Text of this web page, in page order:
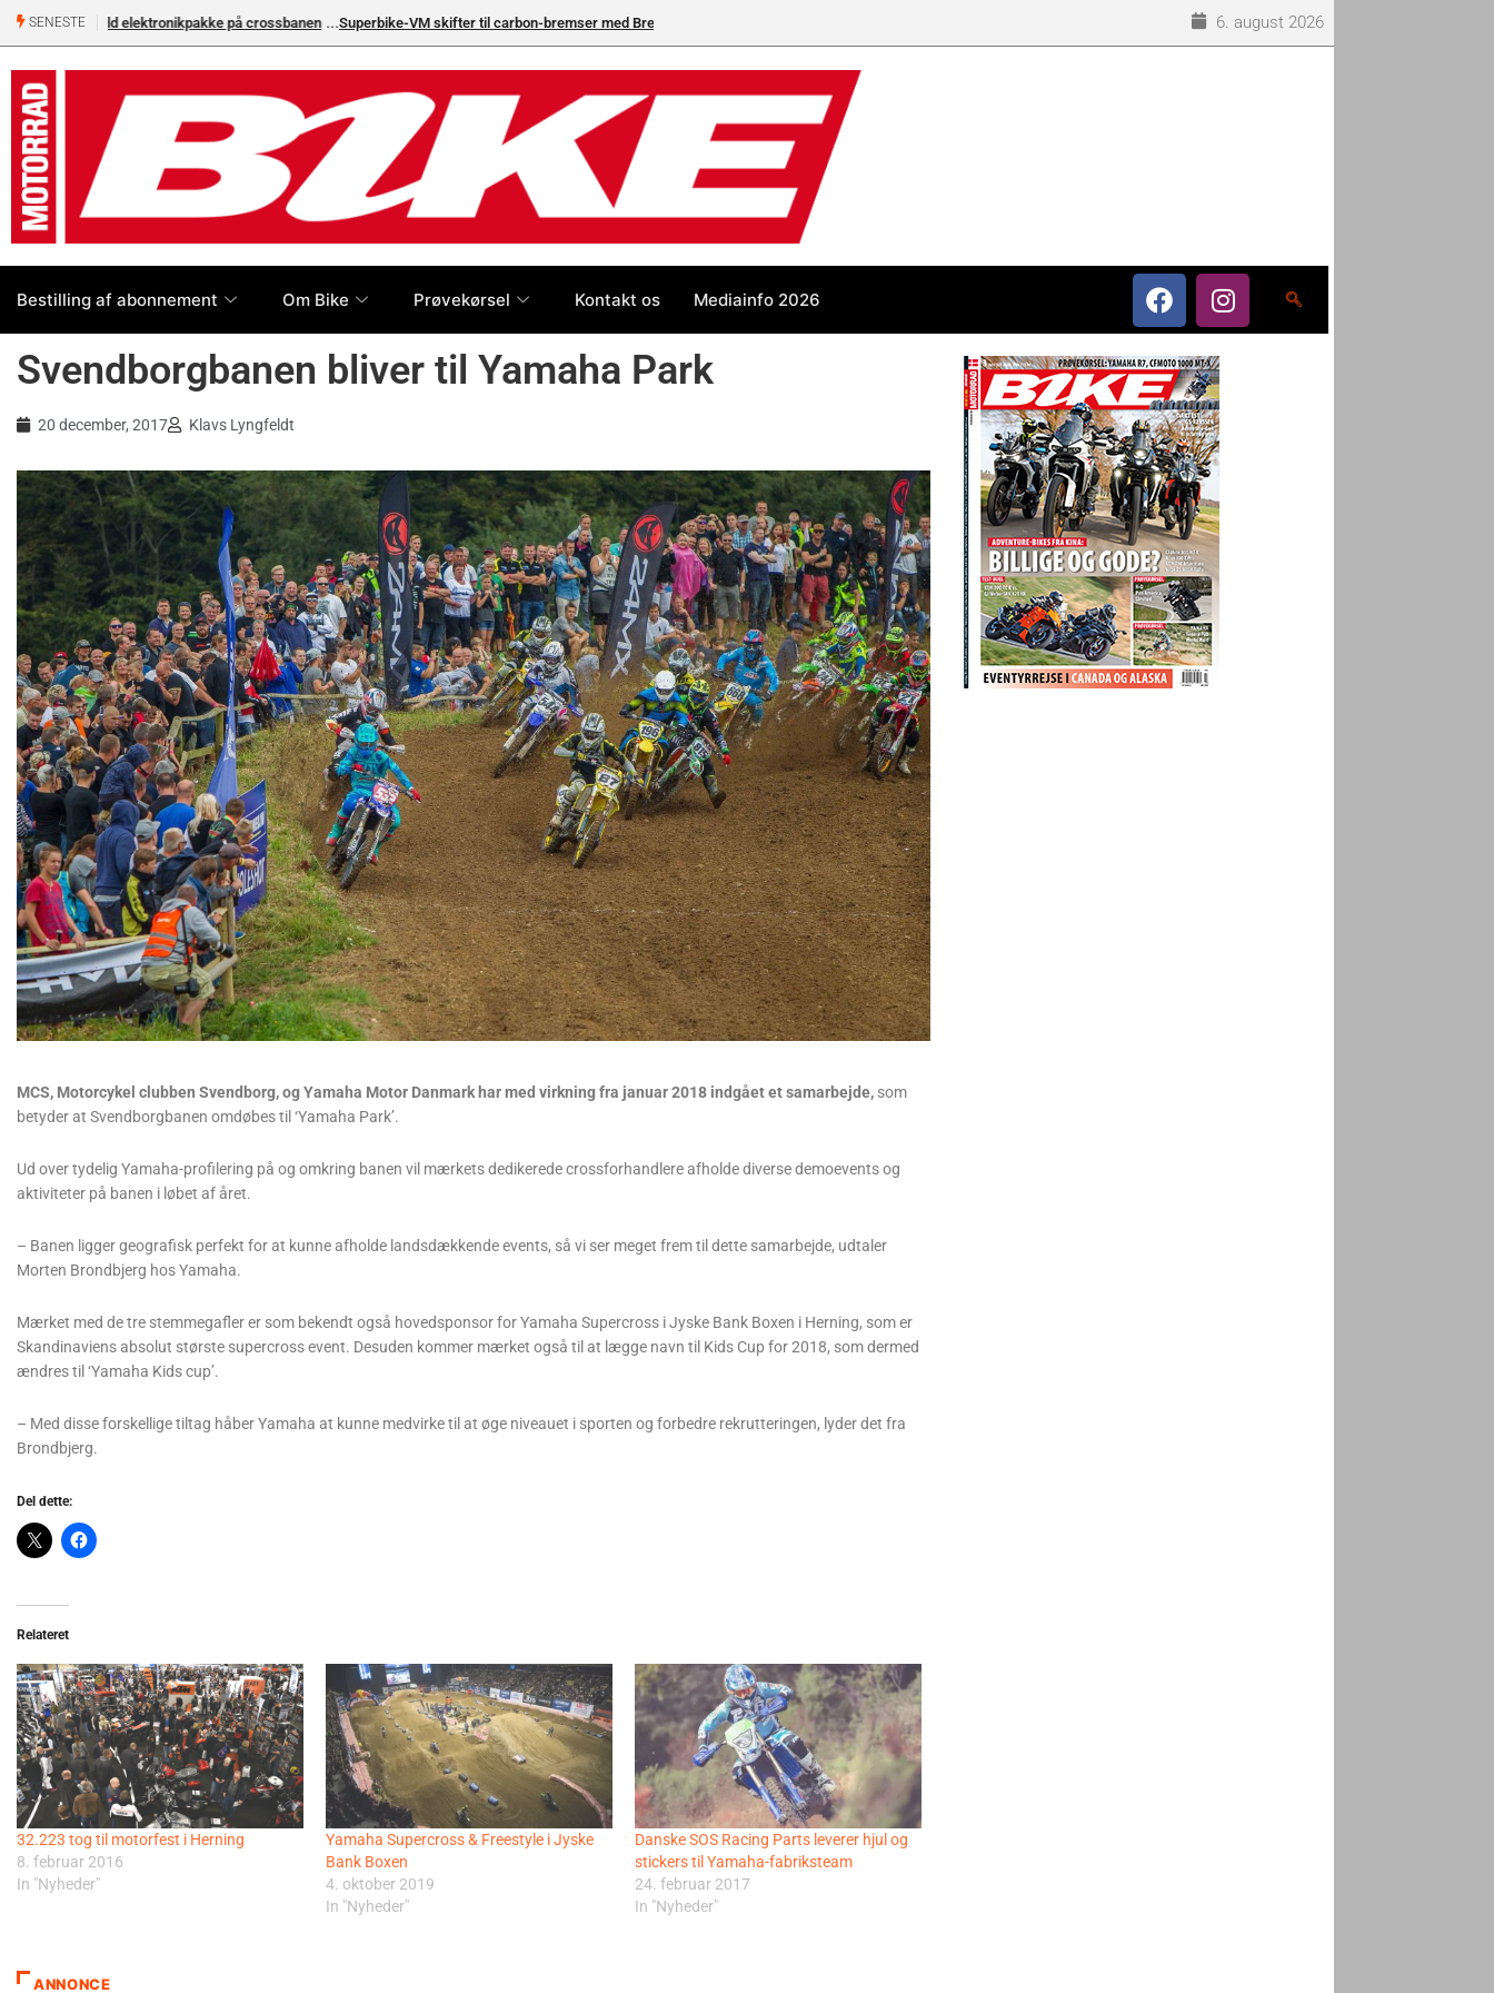
SENESTE Superbike-VM skifter til carbon-bremser med Brembo som eneleverandør 6. august 2026
Bestilling af abonnement Om Bike Prøvekørsel Kontakt os Mediainfo 2026
Svendborgbanen bliver til Yamaha Park
20 december, 2017 Klavs Lyngfeldt
MCS, Motorcykel clubben Svendborg, og Yamaha Motor Danmark har med virkning fra januar 2018 indgået et samarbejde, som
betyder at Svendborgbanen omdøbes til ‘Yamaha Park’.
Ud over tydelig Yamaha-profilering på og omkring banen vil mærkets dedikerede crossforhandlere afholde diverse demoevents og
aktiviteter på banen i løbet af året.
– Banen ligger geografisk perfekt for at kunne afholde landsdækkende events, så vi ser meget frem til dette samarbejde, udtaler
Morten Brondbjerg hos Yamaha.
Mærket med de tre stemmegafler er som bekendt også hovedsponsor for Yamaha Supercross i Jyske Bank Boxen i Herning, som er
Skandinaviens absolut største supercross event. Desuden kommer mærket også til at lægge navn til Kids Cup for 2018, som dermed
ændres til ‘Yamaha Kids cup’.
– Med disse forskellige tiltag håber Yamaha at kunne medvirke til at øge niveauet i sporten og forbedre rekrutteringen, lyder det fra
Brondbjerg.
Del dette:
Relateret
32.223 tog til motorfest i Herning
8. februar 2016
In "Nyheder"
Yamaha Supercross & Freestyle i Jyske
Bank Boxen
4. oktober 2019
In "Nyheder"
Danske SOS Racing Parts leverer hjul og
stickers til Yamaha-fabriksteam
24. februar 2017
In "Nyheder"
ANNONCE